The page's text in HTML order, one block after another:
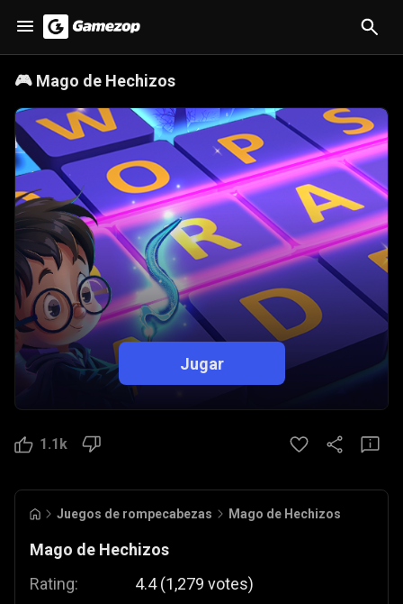
🎮 Mago de Hechizos
Jugar
1.1k
Juegos de rompecabezas Mago de Hechizos
Mago de Hechizos
Rating:
4.4 (1,279 votes)